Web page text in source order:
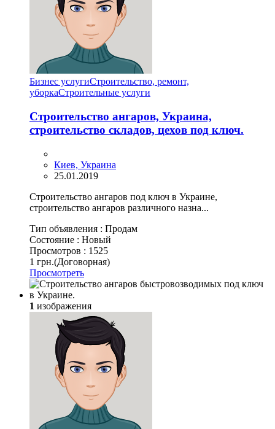
Бизнес услугиСтроительство, ремонт,
уборкаCтроительные услуги
Строительство ангаров, Украина,
строительство складов, цехов под ключ.
Киев, Украина
25.01.2019
Строительство ангаров под ключ в Украине,
строительство ангаров различного назна...
Тип объявления : Продам
Состояние : Новый
Просмотров : 1525
1 грн.(Договорная)
Просмотреть
1 изображения